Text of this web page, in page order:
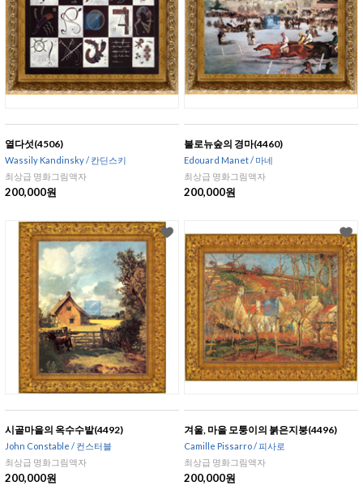
열다섯(4506)
Wassily Kandinsky / 칸딘스키
최상급 명화그림액자
200,000원
불로뉴숲의 경마(4460)
Edouard Manet / 마네
최상급 명화그림액자
200,000원
시골마을의 옥수수밭(4492)
John Constable / 컨스터블
최상급 명화그림액자
200,000원
겨울, 마을 모퉁이의 붉은지붕(4496)
Camille Pissarro / 피사로
최상급 명화그림액자
200,000원